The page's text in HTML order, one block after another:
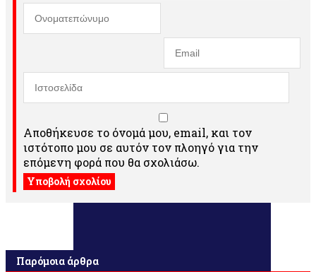
Αποθήκευσε το όνομά μου, email, και τον
ιστότοπο μου σε αυτόν τον πλοηγό για την
επόμενη φορά που θα σχολιάσω.
Παρόμοια άρθρα